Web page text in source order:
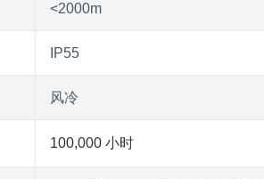
<2000m
IP55
风冷
100,000 小时